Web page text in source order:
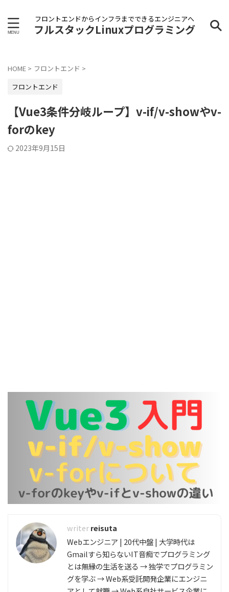
フロントエンドからインフラまでできるエンジニアへ
フルスタックLinuxプログラミング
HOME > フロントエンド >
フロントエンド
【Vue3条件分岐ループ】v-if/v-showやv-
forのkey
2023年9月15日
reisuta
Webエンジニア | 20代中盤 | 大学時代は
Gmailすら知らないIT音痴でプログラミング
とは無縁の生活を送る → 独学でプログラミン
グを学ぶ → Web系受託開発企業にエンジニ